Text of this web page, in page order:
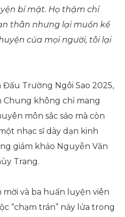
bí mật. Họ thậm chí
thân nhưng lại muốn kể
của mọi người, tôi lại
Trường Ngôi Sao 2025,
Chung không chỉ mang
môn sắc sảo mà còn
nhạc sĩ dày dạn kinh
giám khảo Nguyễn Văn
Trang.
mời và ba huấn luyện viên
“chạm trán” nảy lửa trong